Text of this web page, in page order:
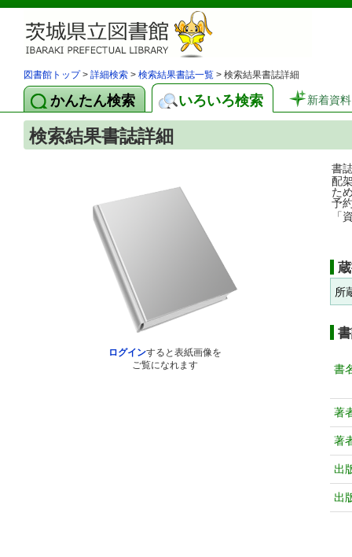
図書館トップ> 詳細検索 > 検索結果書誌一覧 > 検索結果書誌詳細
かんたん検索 いろいろ検索 新着資料
検索結果書誌詳細
ログインすると表紙画像を
ご覧になれます
書
配
た
予
「
所
書
著
著
出
出